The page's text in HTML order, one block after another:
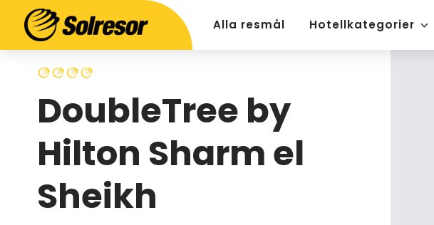
Alla resmål Hotellkategorier
DoubleTree by
Hilton Sharm el
Sheikh